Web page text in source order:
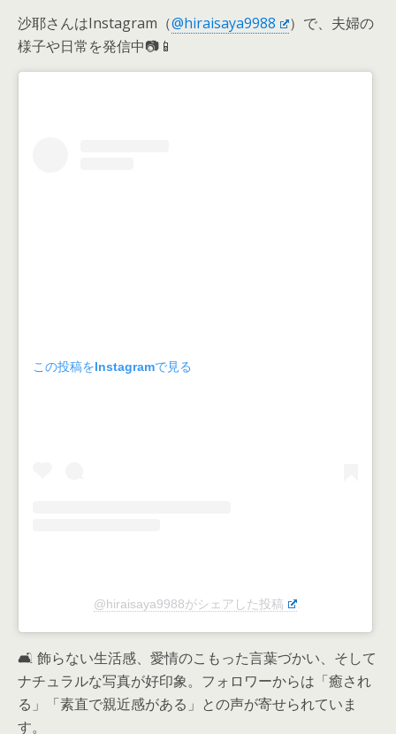
沙耶さんはInstagram（@hiraisaya9988
）で、夫婦の
様子や日常を発信中📷📱
この投稿をInstagramで見る
@hiraisaya9988がシェアした投稿
🛋️ 飾らない生活感、愛情のこもった言葉づかい、そして
ナチュラルな写真が好印象。フォロワーからは「癒され
る」「素直で親近感がある」との声が寄せられていま
す。